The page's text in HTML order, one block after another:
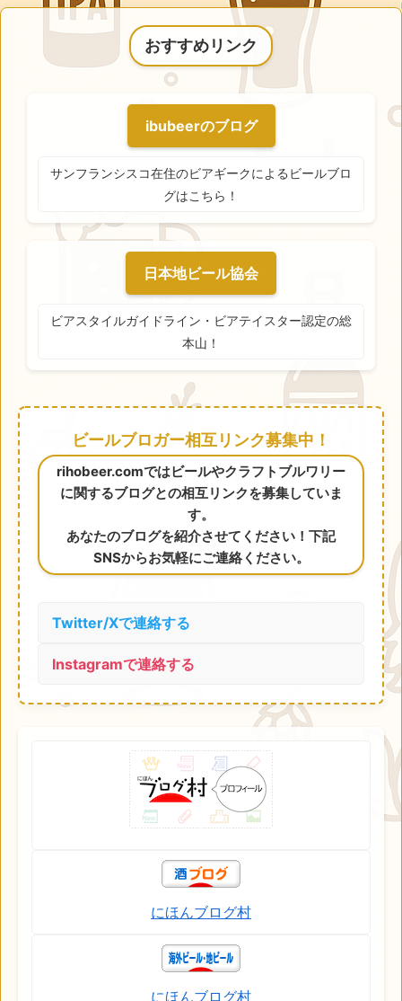
おすすめリンク
ibubeerのブログ
サンフランシスコ在住のビアギークによるビールブロ
グはこちら！
日本地ビール協会
ビアスタイルガイドライン・ビアテイスター認定の総
本山！
ビールブロガー相互リンク募集中！
rihobeer.comではビールやクラフトブルワリー
に関するブログとの相互リンクを募集していま
す。
あなたのブログを紹介させてください！下記
SNSからお気軽にご連絡ください。
Twitter/Xで連絡する
Instagramで連絡する
にほんブログ村
にほんブログ村